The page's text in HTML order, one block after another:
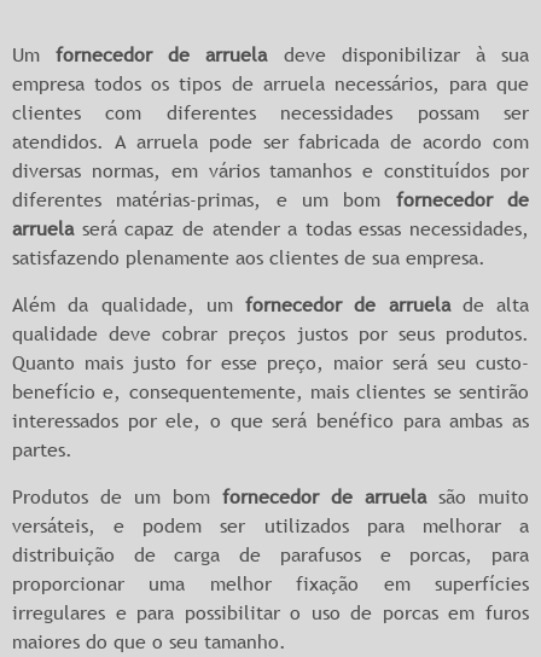
Umfornecedor de arrueladeve disponibilizar à sua
empresa todos os tipos de arruela necessários, para que
clientes com diferentes necessidades possam ser
atendidos. A arruela pode ser fabricada de acordo com
diversas normas, em vários tamanhos e constituídos por
diferentes matérias-primas, e um bom fornecedor de
arruelaserá capaz de atender a todas essas necessidades,
satisfazendo plenamente aos clientes de sua empresa.
Além da qualidade, um fornecedor de arruelade alta
qualidade deve cobrar preços justos por seus produtos.
Quanto mais justo for esse preço, maior será seu custo-
benefício e, consequentemente, mais clientes se sentirão
interessados por ele, o que será benéfico para ambas as
partes.
Produtos de um bom fornecedor de arruelasão muito
versáteis, e podem ser utilizados para melhorar a
distribuição de carga de parafusos e porcas, para
proporcionar uma melhor fixação em superfícies
irregulares e para possibilitar o uso de porcas em furos
maiores do que o seu tamanho.